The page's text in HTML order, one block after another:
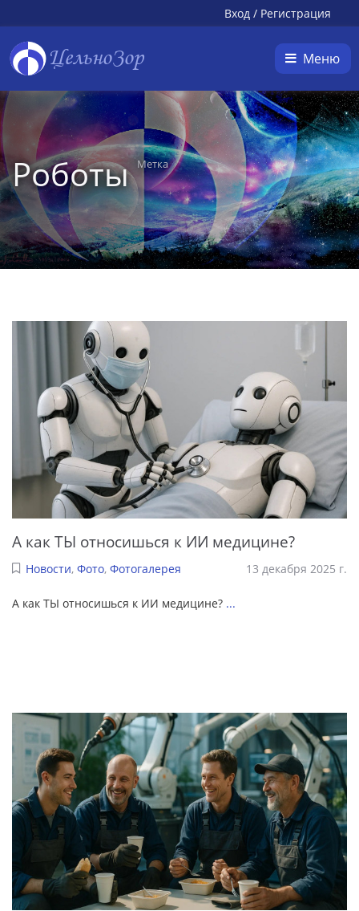
Вход / Регистрация
ЦельноЗор Меню
РоботыМетка
А как ТЫ относишься к ИИ медицине?
Новости, Фото, Фотогалерея 13 декабря 2025 г.
А как ТЫ относишься к ИИ медицине? ...